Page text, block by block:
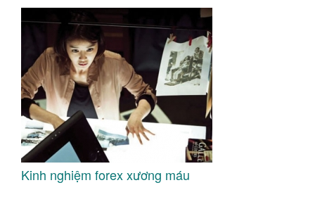
Kinh nghiệm forex xương máu